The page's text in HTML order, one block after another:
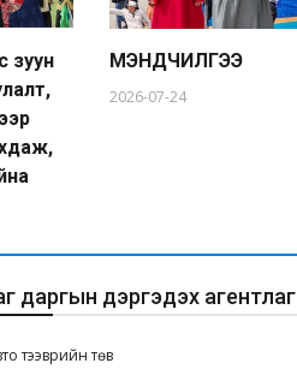
зуун
МЭНДЧИЛГЭЭ
2026-07-24
даргын дэргэдэх агентлаг
тээврийн төв